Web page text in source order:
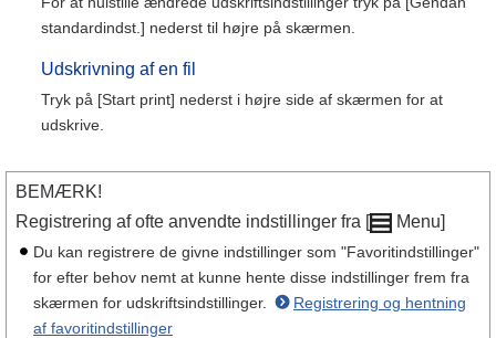
standardindst.] nederst til højre på skærmen.
Udskrivning af en fil
Tryk på [Start print] nederst i højre side af skærmen for at
udskrive.
BEMÆRK!
Registrering af ofte anvendte indstillinger fra [
Menu]
Du kan registrere de givne indstillinger som "Favoritindstillinger"
for efter behov nemt at kunne hente disse indstillinger frem fra
skærmen for udskriftsindstillinger.
Registrering og hentning
af favoritindstillinger